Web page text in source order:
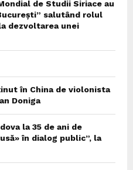
de Studii Siriace au
salutând rolul
dezvoltarea unei
în China de violonista
Doniga
la 35 de ani de
în dialog public”, la